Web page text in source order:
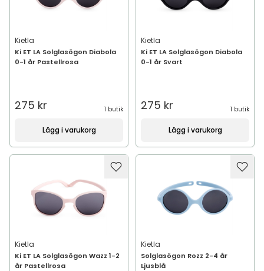
Kietla
Ki ET LA Solglasögon Diabola
0-1 år Pastellrosa
275 kr 1 butik
Lägg i varukorg
Kietla
Ki ET LA Solglasögon Diabola
0-1 år Svart
275 kr 1 butik
Lägg i varukorg
Kietla
Ki ET LA Solglasögon Wazz 1-2
år Pastellrosa
Kietla
Solglasögon Rozz 2-4 år
Ljusblå